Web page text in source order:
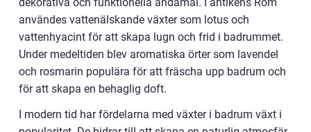
användes vattenälskande växter som lotus och
vattenhyacint för att skapa lugn och frid i badrummet.
Under medeltiden blev aromatiska örter som lavendel
och rosmarin populära för att fräscha upp badrum och
för att skapa en behaglig doft.
I modern tid har fördelarna med växter i badrum växt i